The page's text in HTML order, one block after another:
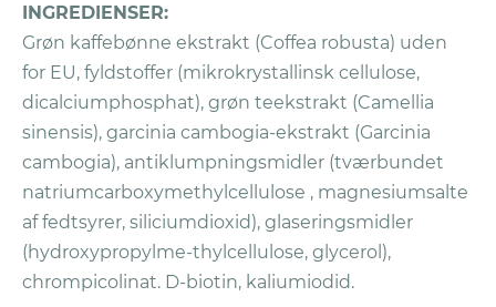
Udfyld og returnér
Du får tilsendt et Return Merchandise
Authorization (RMA) nummer med e-mail,
og dit produktabonnement bliver
samtidigt annulleret.
Pak alle beholdere og blisterpakker
sammen (hvis disse er blevet leveret) plus
ubrugt produkt.
Send pakken til Vitaliv på Postboks
2044, 2811 Hunndalen (Norge), eller
INGREDIENSER:
Grøn kaffebønne ekstrakt (Coffea robusta) uden
for EU, fyldstoffer (mikrokrystallinsk cellulose,
dicalciumphosphat), grøn teekstrakt (Camellia
sinensis), garcinia cambogia-ekstrakt (Garcinia
cambogia), antiklumpningsmidler (tværbundet
natriumcarboxymethylcellulose , magnesiumsalte
af fedtsyrer, siliciumdioxid), glaseringsmidler
(hydroxypropylme-thylcellulose, glycerol),
chrompicolinat. D-biotin, kaliumiodid.